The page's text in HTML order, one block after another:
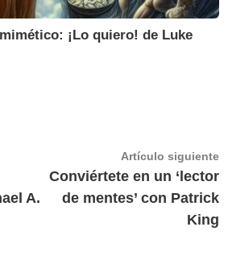
¡Lo quiero! de Luke
A.
Artículo siguiente
Conviértete en un ‘lector
de mentes’ con Patrick
King